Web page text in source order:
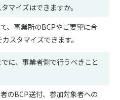
マイズはできますか。
、事業所のBCPやご要望に合
スタマイズできます。
に、事業者側で行うべきこと
のBCP送付、参加対象者への